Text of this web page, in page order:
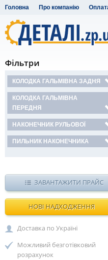
Головна Про компанію
Фільтри
КОЛОДКА ГАЛЬМІВНА ЗАДНЯ
КОЛОДКА ГАЛЬМІВНА
ПЕРЕДНЯ
НАКОНЕЧНИК РУЛЬОВОЇ
ПИЛЬНИК НАКОНЕЧНИКА
ЗАВАНТАЖИТИ ПРАЙС
НОВІ НАДХОДЖЕННЯ
Доставка по Україні
Можливий безготівковий
розрахунок